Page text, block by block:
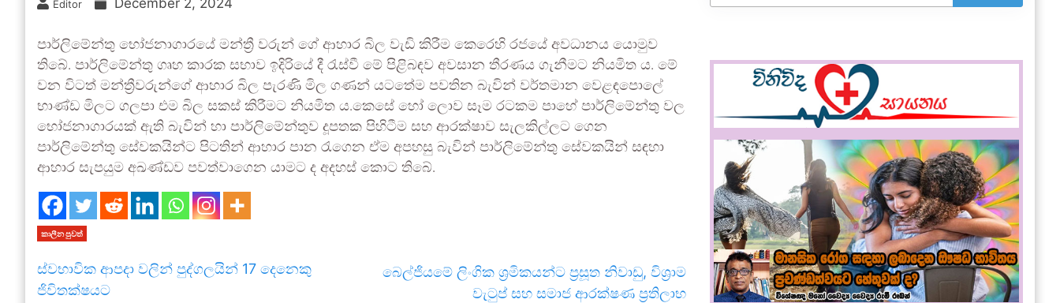
Editor December 2, 2024
පාර්ලිමේන්තු භෝජනාගාරයේ මන්ත්‍රී වරුන් ගේ ආහාර බිල වැඩි කිරීම කෙරෙහි රජයේ අවධානය යොමුව
තිබේ. පාර්ලිමේන්තු ගෘහ කාරක සභාව ඉදිරියේ දී ‍රැස්වී මේ පිළිබඳව අවසාන තීරණය ගැනීමට නියමිත ය. මේ
වන විටත් මන්ත්‍රීවරුන්ගේ ආහාර බිල පැරණි මිල ගණන් යටතේම පවතින බැවින් වර්තමාන වෙළඳපොලේ
භාණ්ඩ මිලට ගලපා එම බිල සකස් කිරීමට නියමිත ය.කෙසේ හෝ ලොව සෑම රටකම පාහේ පාර්ලිමේන්තු වල
භෝජනාගාරයක් ඇති බැවින් හා පාර්ලිමේන්තුව දූපතක පිහිටීම සහ ආරක්ෂාව සැලකිල්ලට ගෙන
පාර්ලිමේන්තු සේවකයින්ට පිටතින් ආහාර පාන ‍රැගෙන ඒම අපහසු බැවින් පාර්ලිමේන්තු සේවකයින් සඳහා
ආහාර සැපයුම අඛණ්ඩව පවත්වාගෙන යාමට ද අදහස් කොට තිබේ.
කාලීන පුවත්
ස්වභාවික ආපදා වලින් පුද්ගලයින් 17 දෙනෙකු
ජිවිතක්ෂයට
බෙල්ජියමේ ලිංගික ශ්‍රමිකයන්ට ප්‍රසූත නිවාඩු, විශ්‍රාම
වැටුප් සහ සමාජ ආරක්ෂණ ප්‍රතිලාභ